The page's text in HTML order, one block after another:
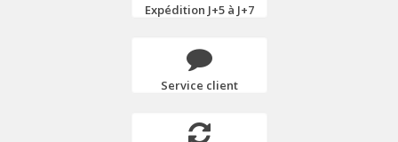
Expédition J+5 à J+7
Service client